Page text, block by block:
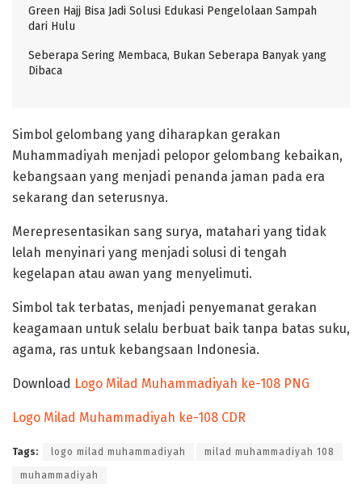
Green Hajj Bisa Jadi Solusi Edukasi Pengelolaan Sampah
dari Hulu
Seberapa Sering Membaca, Bukan Seberapa Banyak yang
Dibaca
Simbol gelombang yang diharapkan gerakan
Muhammadiyah menjadi pelopor gelombang kebaikan,
kebangsaan yang menjadi penanda jaman pada era
sekarang dan seterusnya.
Merepresentasikan sang surya, matahari yang tidak
lelah menyinari yang menjadi solusi di tengah
kegelapan atau awan yang menyelimuti.
Simbol tak terbatas, menjadi penyemanat gerakan
keagamaan untuk selalu berbuat baik tanpa batas suku,
agama, ras untuk kebangsaan Indonesia.
Download Logo Milad Muhammadiyah ke-108 PNG
Logo Milad Muhammadiyah ke-108 CDR
Tags: logo milad muhammadiyah milad muhammadiyah 108
muhammadiyah